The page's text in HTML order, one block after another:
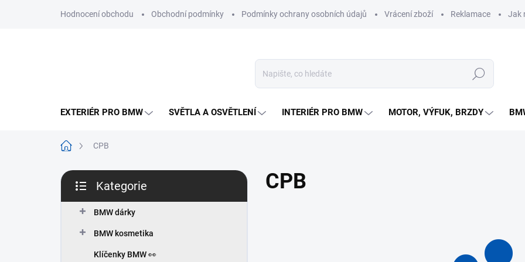
Hodnocení obchodu Obchodní podmínky Podmínky ochrany osobních údajů Vrácení zboží Reklamace Jak
Hledat
EXTERIÉR PRO BMW SVĚTLA A OSVĚTLENÍ INTERIÉR PRO BMW MOTOR, VÝFUK, BRZDY
Domů CPB
P
s
kategorie
Kategorie
BMW dárky
BMW kosmetika
Klíčenky BMW 👀
CPB